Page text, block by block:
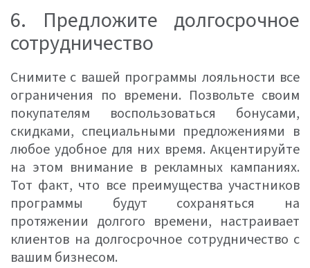
6. Предложите долгосрочное
сотрудничество
Снимите с вашей программы лояльности все
ограничения по времени. Позвольте своим
покупателям воспользоваться бонусами,
скидками, специальными предложениями в
любое удобное для них время. Акцентируйте
на этом внимание в рекламных кампаниях.
Тот факт, что все преимущества участников
программы будут сохраняться на
протяжении долгого времени, настраивает
клиентов на долгосрочное сотрудничество с
вашим бизнесом.